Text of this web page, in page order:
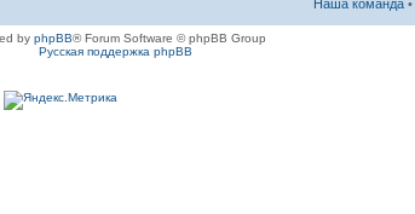
Наша команда •
by phpBB® Forum Software © phpBB Group
Русская поддержка phpBB